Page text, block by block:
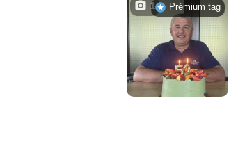
1 Prémium tag